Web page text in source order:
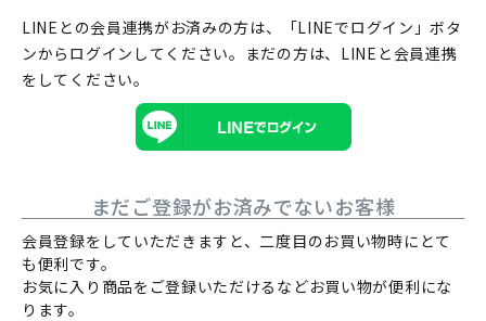
LINEとの会員連携がお済みの方は、「LINEでログイン」ボタ
ンからログインしてください。まだの方は、 LINEと会員連携
をしてください。
まだご登録がお済みでないお客様
会員登録をしていただきますと、二度目のお買い物時にとて
も便利です。
お気に入り商品をご登録いただけるなどお買い物が便利にな
ります。